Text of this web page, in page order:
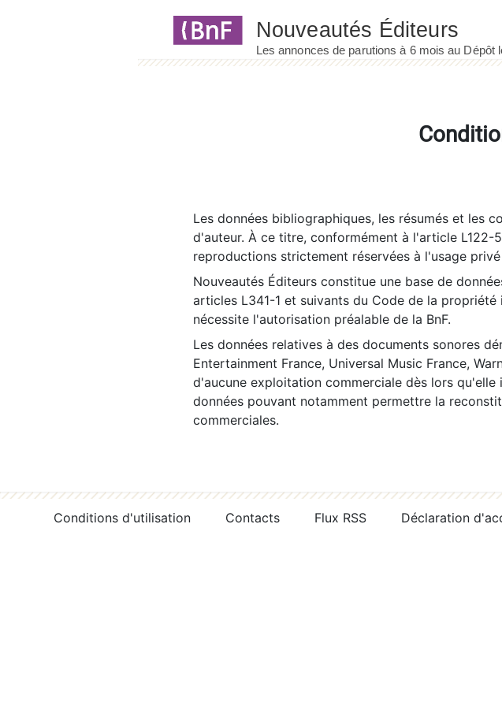
Les données bibliographiques, les résumés et les
d'auteur. À ce titre, conformément à l'article
reproductions strictement réservées à l'usage
Nouveautés Éditeurs constitue une base de
articles L341-1 et suivants du Code de la
nécessite l'autorisation préalable de la BnF.
Les données relatives à des documents sonores
Entertainment France, Universal Music France,
d'aucune exploitation commerciale dès lors
données pouvant notamment permettre la
commerciales.
Conditions d'utilisation Contacts Flux RSS Déclaration